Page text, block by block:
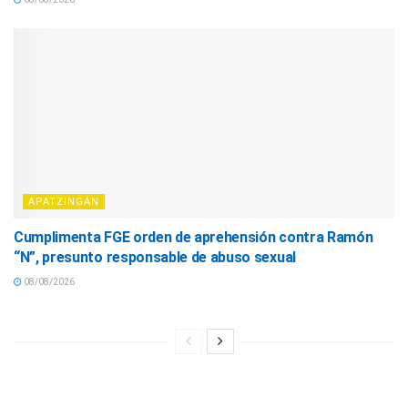
APATZINGÁN
Cumplimenta FGE orden de aprehensión contra Ramón
“N”, presunto responsable de abuso sexual
08/08/2026